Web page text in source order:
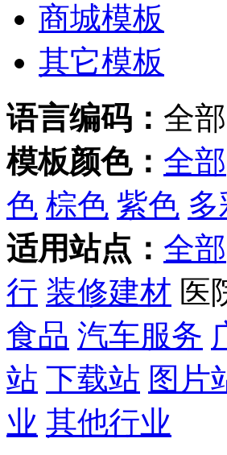
商城模板
其它模板
语言编码： 全部
模板颜色： 全部
色 棕色 紫色 多
适用站点： 全部
行 装修建材 医
食品 汽车服务
站 下载站 图片
业 其他行业